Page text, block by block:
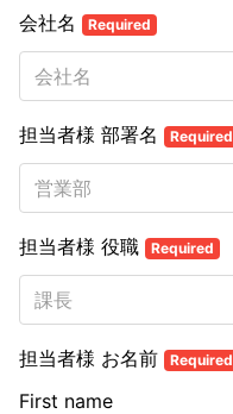
会社名 Required
担当者様 部署名 Required
担当者様 役職 Required
担当者様 お名前 Required
First name